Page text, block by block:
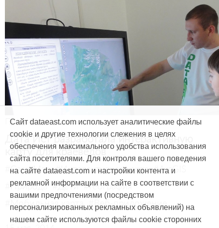
Продукты и услуги
Дата Ист разработала интерактивную
карту для краеведов
#CarryMap #Интерактивная карта #ArcGIS
#Природа #Дети #География
#Мобильная карта #Веб-приложение
Сайт dataeast.com использует аналитические файлы
cookie и другие технологии слежения в целях
обеспечения максимального удобства использования
сайта посетителями. Для контроля вашего поведения
на сайте dataeast.com и настройки контента и
рекламной информации на сайте в соответствии с
вашими предпочтениями (посредством
персонализированных рекламных объявлений) на
нашем сайте используются файлы cookie сторонних